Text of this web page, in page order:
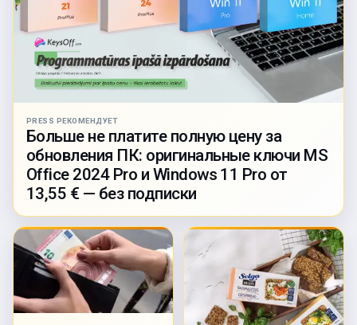
PRESS РЕКОМЕНДУЕТ
Больше не платите полную цену за
обновления ПК: оригинальные ключи MS
Office 2024 Pro и Windows 11 Pro от
13,55 € — без подписки